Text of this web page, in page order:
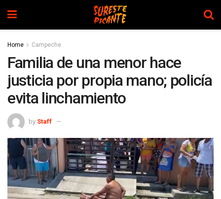
Home Campeche
Familia de una menor hace
justicia por propia mano; policía
evita linchamiento
by Staff